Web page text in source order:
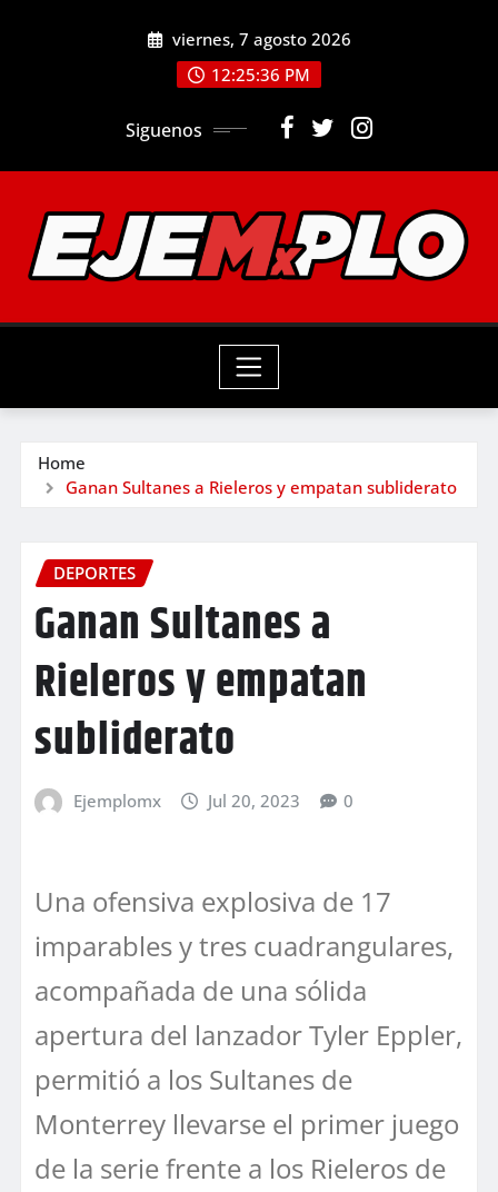
viernes, 7 agosto 2026
12:25:37 PM
Siguenos
Home
Ganan Sultanes a Rieleros y empatan subliderato
DEPORTES
Ganan Sultanes a
Rieleros y empatan
subliderato
Ejemplomx Jul 20, 2023 0
Una ofensiva explosiva de 17
imparables y tres cuadrangulares,
acompañada de una sólida
apertura del lanzador Tyler Eppler,
permitió a los Sultanes de
Monterrey llevarse el primer juego
de la serie frente a los Rieleros de